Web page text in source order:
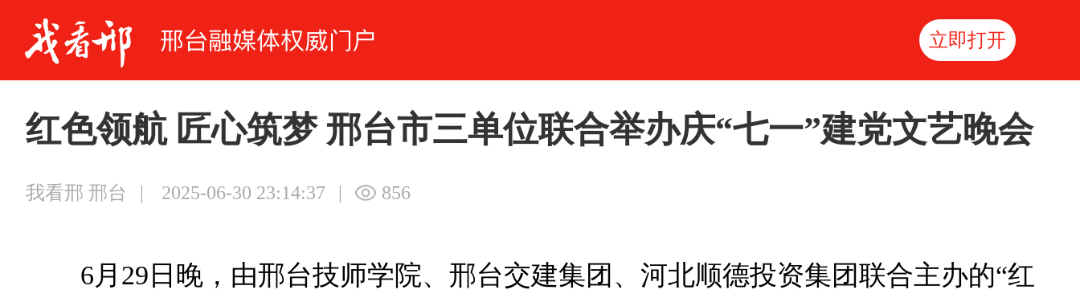
红色领航 匠心筑梦 邢台市三单位联合举办庆“七一”建党文艺晚会
我看邢 邢台 2025-06-30 23:14:37 856
6月29日晚，由邢台技师学院、邢台交建集团、河北顺德投资集团联合主办的“红
立即打开